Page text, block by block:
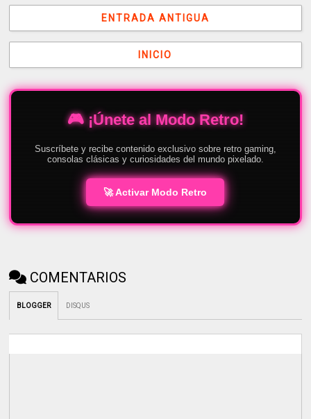
ENTRADA ANTIGUA
INICIO
🎮 ¡Únete al Modo Retro!
Suscríbete y recibe contenido exclusivo sobre retro gaming,
consolas clásicas y curiosidades del mundo pixelado.
🚀 Activar Modo Retro
COMENTARIOS
BLOGGER DISQUS